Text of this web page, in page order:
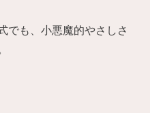
でも、小悪魔的やさしさ